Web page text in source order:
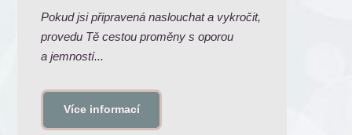
Pokud jsi připravená naslouchat a vykročit,
provedu Tě cestou proměny s oporou
a jemností...
Více informací